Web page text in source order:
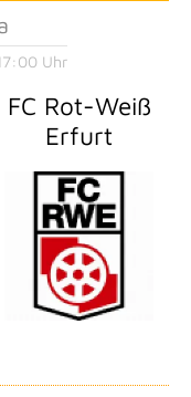
Uhr
FC Rot-Weiß
Erfurt